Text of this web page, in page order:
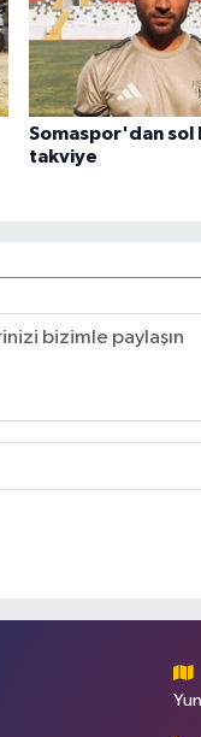
Somaspor'dan sol
takviye